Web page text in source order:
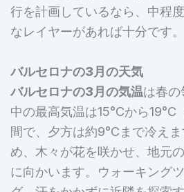
行を計画しているなら、中程
なレイヤーがあれば十分です。
バルセロナの3月の天気
バルセロナの3月の気温は春の
中の最高気温は15°Cから19°C
間で、夕方は約9°Cまで冷え
め、木々が花を咲かせ、地元
に向かいます。ウォーキング